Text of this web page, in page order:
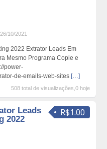
26/10/2021
2022 Extrator Leads Em
Mesmo Programa Copie e
power-
de-emails-web-sites […]
508 total de visualizações,0 hoje
R$1.00
Leads
2022